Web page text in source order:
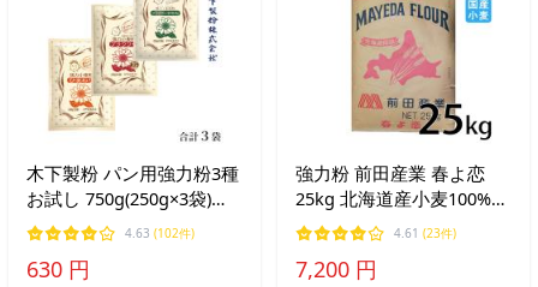
木下製粉 パン用強力粉3種
お試し 750g(250g×3袋)
（小麦粉・強力粉・全粒
粉） ファリーナコーポレ
ーション
4.63 (102件)
630 円
強力粉 前田産業 春よ恋
25kg 北海道産小麦100%
北海道探訪 国産小麦 業務
用 国産 爆買
4.61 (23件)
7,200 円